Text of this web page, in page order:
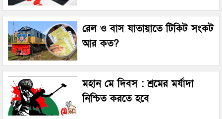
রেল ও বাস যাতায়াতে টিকিট সংকট
আর কত?
মহান মে দিবস : শ্রমের মর্যাদা
নিশ্চিত করতে হবে